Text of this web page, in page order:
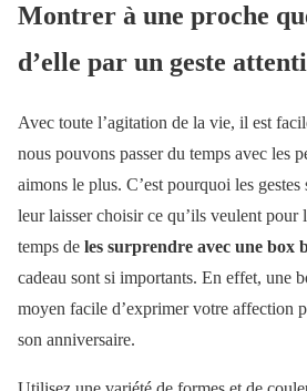
Montrer à une proche
d’elle par un geste
Avec toute l’agitation de la vie, il est
nous pouvons passer du temps avec les
aimons le plus. C’est pourquoi les
leur laisser choisir ce qu’ils veulent pour
temps de les surprendre avec une box
cadeau sont si importants. En effet, une
moyen facile d’exprimer votre affection
son anniversaire.